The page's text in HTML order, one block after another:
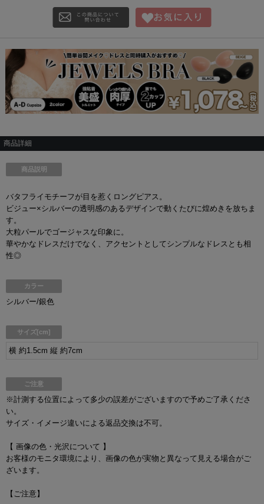
商品詳細
商品説明
バタフライモチーフが目を惹くロングピアス。
ビジュー×シルバーの透明感のあるデザインで動くたびに煌めきを放ちま
す。
大粒パールでゴージャスな印象に。
華やかなドレスだけでなく、アクセントとしてシンプルなドレスとも相
性◎
カラー
シルバー/銀色
サイズ[cm]
横 約1.5cm 縦 約7cm
ご注意
※計測する位置によって多少の誤差がございますので予めご了承くださ
い。
サイズ・イメージ違いによる返品交換は不可。
【 画像の色・光沢について 】
お客様のモニタ環境により、画像の色が実物と異なって見える場合がご
ざいます。
【ご注意】